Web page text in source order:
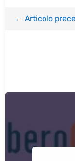
←Articolo